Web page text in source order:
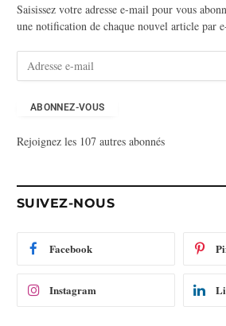
Saisissez votre adresse e-mail pour vous
une notification de chaque nouvel article par
s
-
m
ABONNEZ-VOUS
Rejoignez les 107 autres abonnés
SUIVEZ-NOUS
Facebook
Instagram